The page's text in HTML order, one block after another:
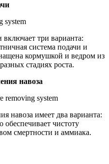
включает три варианта:
система подачи и
кормушкой и ведром из
стадиях роста.
навоза
навоза имеет два варианта:
чистоту
смертности и аммиака.